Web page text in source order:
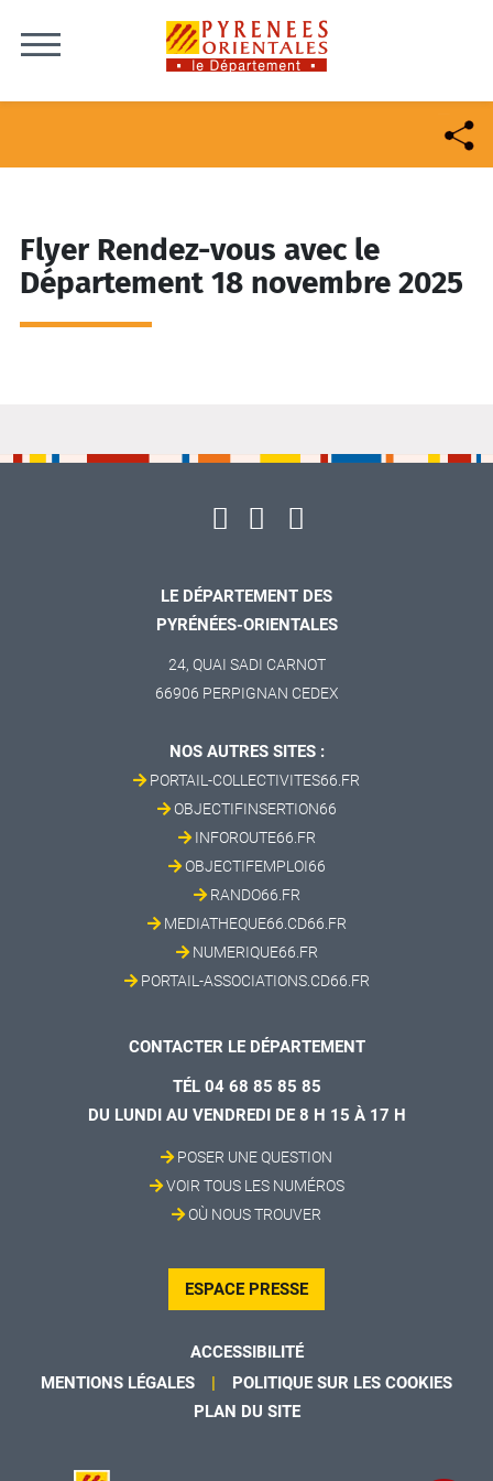
Flyer Rendez-vous avec le
Département 18 novembre 2025
LE DÉPARTEMENT DES
PYRÉNÉES-ORIENTALES
24, QUAI SADI CARNOT
66906 PERPIGNAN CEDEX
NOS AUTRES SITES :
PORTAIL-COLLECTIVITES66.FR
OBJECTIFINSERTION66
INFOROUTE66.FR
OBJECTIFEMPLOI66
RANDO66.FR
MEDIATHEQUE66.CD66.FR
NUMERIQUE66.FR
PORTAIL-ASSOCIATIONS.CD66.FR
CONTACTER LE DÉPARTEMENT
TÉL 04 68 85 85 85
DU LUNDI AU VENDREDI DE 8 H 15 À 17 H
POSER UNE QUESTION
VOIR TOUS LES NUMÉROS
OÙ NOUS TROUVER
ESPACE PRESSE
ACCESSIBILITÉ
MENTIONS LÉGALES
POLITIQUE SUR LES COOKIES
PLAN DU SITE